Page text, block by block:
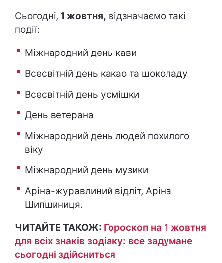
Сьогодні, 1 жовтня, відзначаємо такі
події:
Міжнародний день кави
Всесвітній день какао та шоколаду
Всесвітній день усмішки
День ветерана
Міжнародний день людей похилого
віку
Міжнародний день музики
Аріна-журавлиний відліт, Аріна
Шипшиниця.
ЧИТАЙТЕ ТАКОЖ: Гороскоп на 1 жовтня
для всіх знаків зодіаку: все задумане
сьогодні здійсниться